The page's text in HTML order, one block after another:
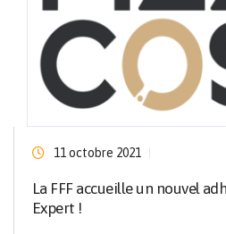
11 octobre 2021
La FFF accueille un nouvel
Expert !